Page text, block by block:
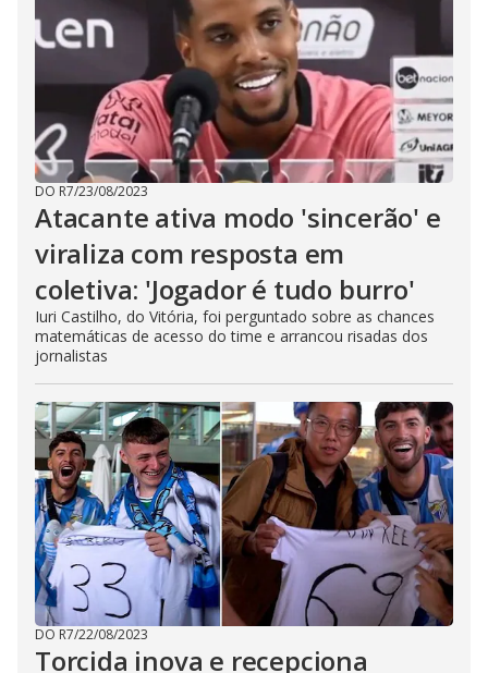
DO R7/23/08/2023
Atacante ativa modo 'sincerão' e
viraliza com resposta em
coletiva: 'Jogador é tudo burro'
Iuri Castilho, do Vitória, foi perguntado sobre as chances
matemáticas de acesso do time e arrancou risadas dos
jornalistas
DO R7/22/08/2023
Torcida inova e recepciona